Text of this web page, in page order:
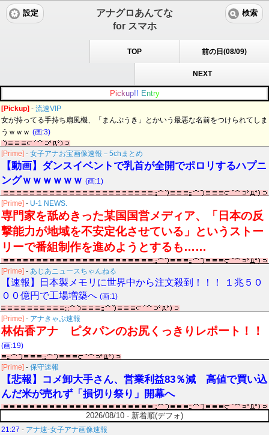
アナグロあんてな
for スマホ
設定 検索
TOP 前の日(08/09)
NEXT
Pic kup!! Entry
[Pickup] - 流速VIP
女が持ってる手持ち扇風機、「まんぷうき」とかいう最悪な名前をつけられてしま
うｗｗｗ (画:3)
[Prime] - 女子アナお宝画像速報－5chまとめ
【動画】ダンスイベントで乳首が全開でポロリするハプニ
ングｗｗｗｗｗｗ (画:1)
[Prime] - U-1 NEWS.
専門家を舐めきった某国国営メディア、「日本の反
撃能力が地域を不安定化させている」というストー
リーで番組制作を進めようとするも……
[Prime] - あじあニュースちゃんねる
【速報】日本製メモリに世界中から注文殺到！！！ １兆５０
００億円で工場増築へ (画:1)
[Prime] - アナきゃぷ速報
林佑香アナ ピタパンのお尻くっきりレポート！！
(画:19)
[Prime] - 保守速報
【悲報】コメ卸大手さん、営業利益83％減 高値で買い込
んだ米が売れず「損切り祭り」開幕へ
2026/08/10 - 新着順(デフォ)
21:27 - アナ速‐女子アナ画像速報